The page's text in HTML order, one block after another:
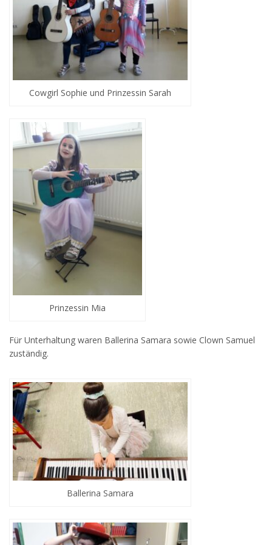
Cowgirl Sophie und Prinzessin Sarah
Prinzessin Mia
Für Unterhaltung waren Ballerina Samara sowie Clown Samuel
zuständig.
Ballerina Samara